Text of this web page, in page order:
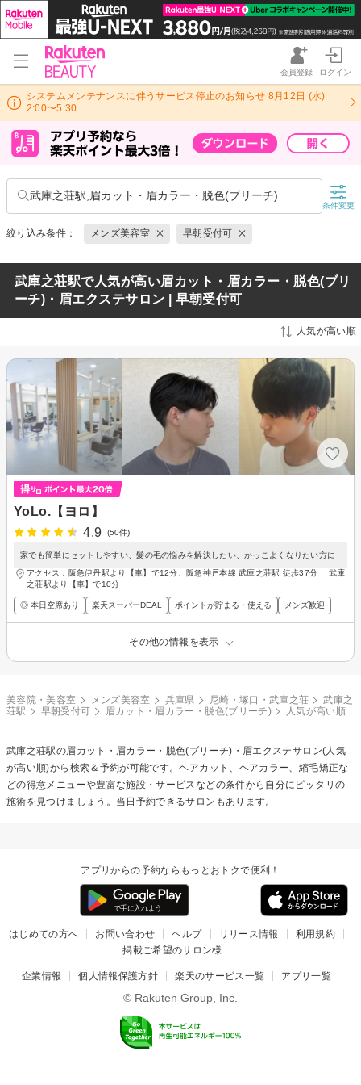
会員登録 ログイン
システムメンテナンスに伴うサービス停止のお知らせ 8月12日 (水)
2:00〜5:30
武庫之荘駅,眉カット・眉カラー・脱色(ブリーチ)
条件変更
絞り込み条件： メンズ美容室 早朝受付可
武庫之荘駅で人気が高い眉カット・眉カラー・脱色(ブリ
ーチ)・眉エクステサロン | 早朝受付可
人気が高い順
YoLo.【ヨロ】
4.9
(50件)
家でも簡単にセットしやすい、髪の毛の悩みを解決したい、かっこよくなりたい方に
アクセス：阪急伊丹駅より【車】で12分、阪急神戸本線 武庫之荘駅 徒歩37分 武庫
之荘駅より【車】で10分
◎ 本日空席あり 楽天スーパーDEAL ポイントが貯まる・使える メンズ歓迎
その他の情報を表示
美容院・美容室 メンズ美容室 兵庫県 尼崎・塚口・武庫之荘
武庫之
荘駅
早朝受付可 眉カット・眉カラー・脱色(ブリーチ) 人気が高い順
武庫之荘駅の眉カット・眉カラー・脱色(ブリーチ)・眉エクステサロン(人気
が高い順)から検索＆予約が可能です。ヘアカット、ヘアカラー、縮毛矯正な
どの得意メニューや豊富な施設・サービスなどの条件から自分にピッタリの
施術を見つけましょう。当日予約できるサロンもあります。
アプリからの予約ならもっとおトクで便利！
はじめての方へ お問い合わせ ヘルプ リリース情報
利用規約
掲載ご希望のサロン様
企業情報 個人情報保護方針 楽天のサービス一覧 アプリ一覧
© Rakuten Group, Inc.